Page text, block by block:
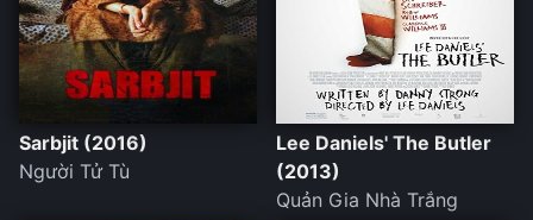
Sarbjit (2016)
Người Tử Tù
Lee Daniels' The Butler
(2013)
Quản Gia Nhà Trắng